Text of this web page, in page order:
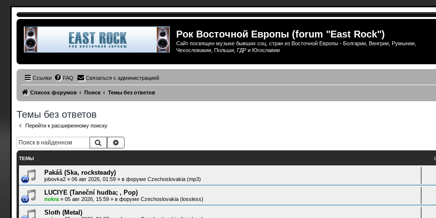
Рок Восточной Европы (forum "East Rock")
Сайт посвящен музыке бывших соц. стран из Восточной Европы - Болгарии, Венгрии, Румынии,
Чехословакии, Польши, ГДР и Югославии
Ссылки FAQ Связаться с администрацией
Список форумов Поиск Темы без ответов
Темы без ответов
Перейти к расширенному поиску
Поиск
ТЕМЫ
Pakáš (Ska, rocksteady)
jobovka2» 06 авг 2026, 01:59» в форуме Czechoslovakia (mp3)
LUCIYE (Taneční hudba; , Pop)
nokra» 05 авг 2026, 15:59» в форуме Czechoslovakia (lossless)
Sloth (Metal)